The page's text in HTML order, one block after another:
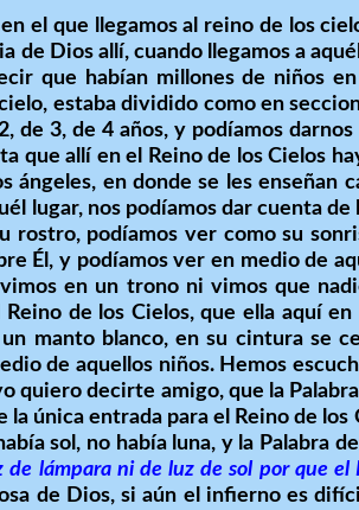
el que llegamos al reino de los
de Dios allí, cuando llegamos a
que habían millones de niños
estaba dividido como en
de 3, de 4 años, y podíamos
que allí en el Reino de los Cielos
ángeles, en donde se les enseñan
lugar, nos podíamos dar cuenta
rostro, podíamos ver como su
Él, y podíamos ver en medio de
en un trono ni vimos que
Reino de los Cielos, que ella aquí
un manto blanco, en su cintura se
de aquellos niños. Hemos
quiero decirte amigo, que la
la única entrada para el Reino de
sol, no había luna, y la Palabra
de lámpara ni de luz de sol por que el
de Dios, si aún el infierno es